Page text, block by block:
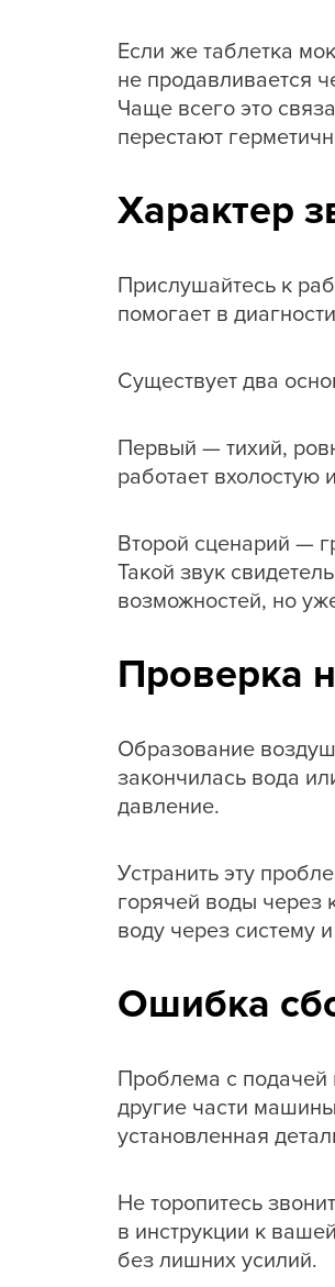
Если же таблетка
не продавливается
Чаще всего это
перестают
Характер
Прислушайтесь к
помогает в
Существует два
Первый — тихий,
работает вхолостую
Второй сценарий —
Такой звук
возможностей, но
Проверка
Образование
закончилась вода
давление.
Устранить эту
горячей воды через
воду через систему
Ошибка
Проблема с подачей
другие части
установленная
Не торопитесь
в инструкции к
без лишних усилий.